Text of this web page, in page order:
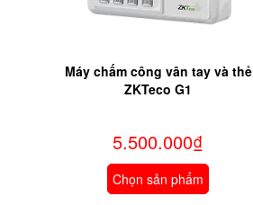
Máy chấm công vân tay và thẻ
ZKTeco G1
5.500.000₫
Chọn sản phẩm